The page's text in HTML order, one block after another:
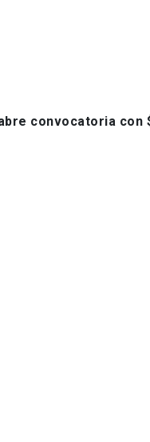
abre convocatoria